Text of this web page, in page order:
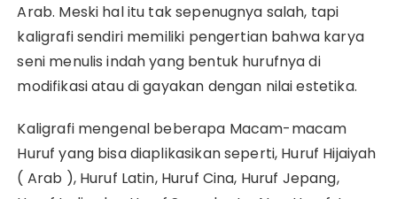
Arab. Meski hal itu tak sepenugnya salah, tapi
kaligrafi sendiri memiliki pengertian bahwa karya
seni menulis indah yang bentuk hurufnya di
modifikasi atau di gayakan dengan nilai estetika.
Kaligrafi mengenal beberapa Macam-macam
Huruf yang bisa diaplikasikan seperti, Huruf Hijaiyah
( Arab ), Huruf Latin, Huruf Cina, Huruf Jepang,